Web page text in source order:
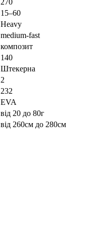
15–60
Heavy
medium-fast
композит
140
Штекерна
2
232
EVA
від 20 до 80г
від 260см до 280см